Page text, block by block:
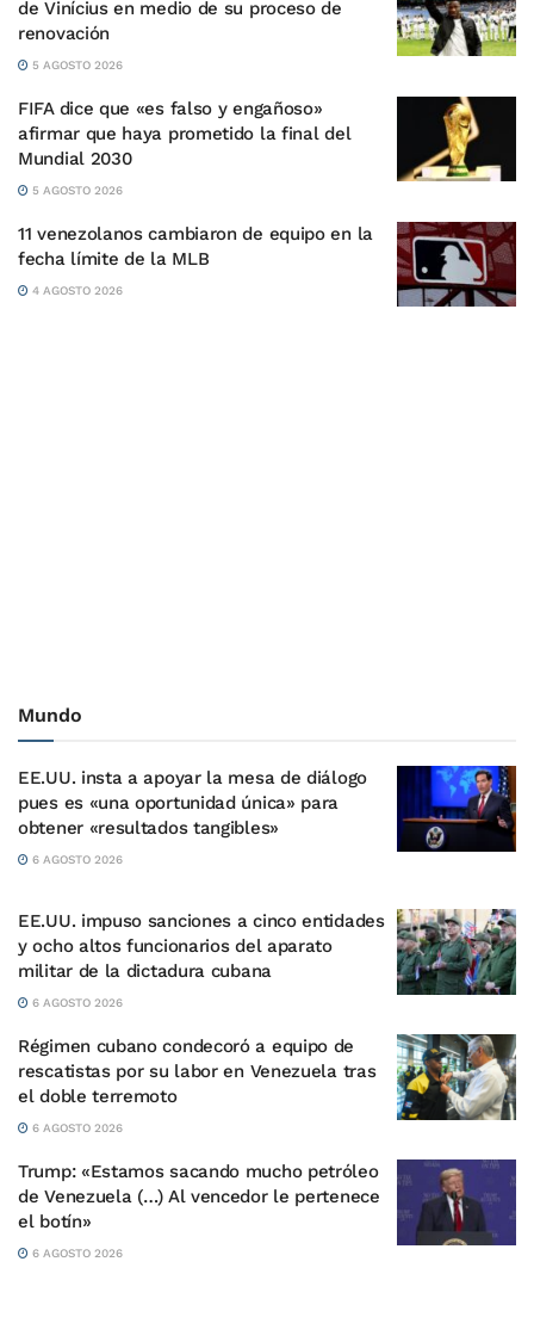
de Vinícius en medio de su proceso de
renovación
5 AGOSTO 2026
FIFA dice que «es falso y engañoso»
afirmar que haya prometido la final del
Mundial 2030
5 AGOSTO 2026
11 venezolanos cambiaron de equipo en la
fecha límite de la MLB
4 AGOSTO 2026
Mundo
EE.UU. insta a apoyar la mesa de diálogo
pues es «una oportunidad única» para
obtener «resultados tangibles»
6 AGOSTO 2026
EE.UU. impuso sanciones a cinco entidades
y ocho altos funcionarios del aparato
militar de la dictadura cubana
6 AGOSTO 2026
Régimen cubano condecoró a equipo de
rescatistas por su labor en Venezuela tras
el doble terremoto
6 AGOSTO 2026
Trump: «Estamos sacando mucho petróleo
de Venezuela (…) Al vencedor le pertenece
el botín»
6 AGOSTO 2026